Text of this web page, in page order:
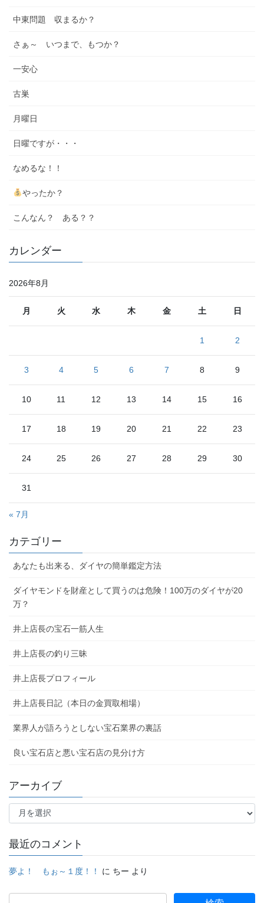
中東問題 収まるか？
さぁ～ いつまで、もつか？
一安心
古巣
月曜日
日曜ですが・・・
なめるな！！
やったか？
こんなん？ ある？？
カレンダー
2026年8月
月 火 水 木 金 土 日
1 2
3 4 5 6 7 8 9
10 11 12 13 14 15 16
17 18 19 20 21 22 23
24 25 26 27 28 29 30
31
« 7月
カテゴリー
あなたも出来る、ダイヤの簡単鑑定方法
ダイヤモンドを財産として買うのは危険！100万のダイヤが20
万？
井上店長の宝石一筋人生
井上店長の釣り三昧
井上店長プロフィール
井上店長日記（本日の金買取相場）
業界人が語ろうとしない宝石業界の裏話
良い宝石店と悪い宝石店の見分け方
アーカイブ
ア
イ
ブ
最近のコメント
夢よ！ もぉ～１度！！ に ちー より